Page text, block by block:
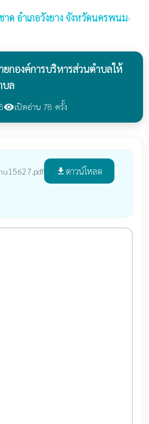
าด อำเภอวังยาง จังหวัดนครพนม›
กองค์การบริหารส่วนตำบลให้
บล
visibilityเปิดอ่าน 78 ครั้ง
file_download ดาวน์โหลด